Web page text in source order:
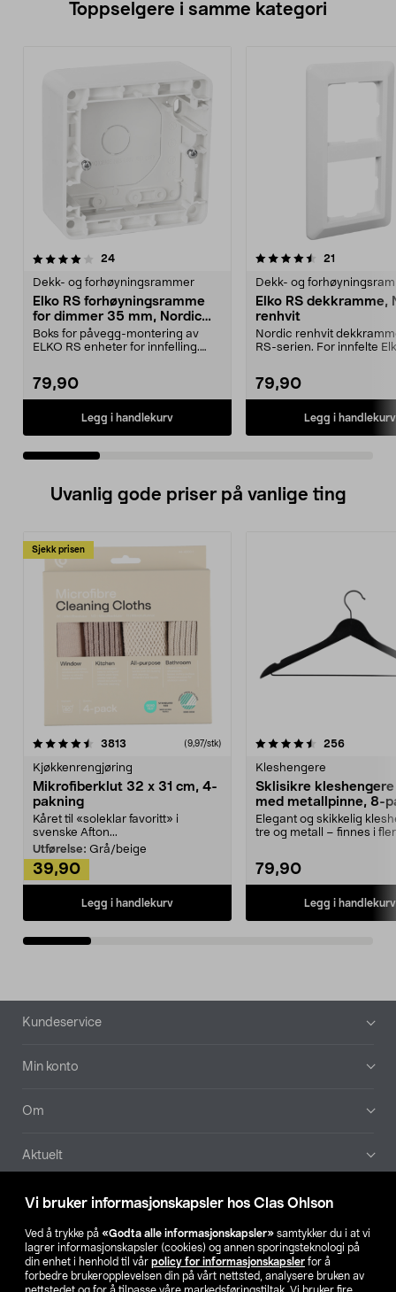
Vi bruker informasjonskapsler hos Clas Ohlson
Ved å trykke på «Godta alle informasjonskapsler» samtykker du i at vi
lagrer informasjonskapsler (cookies) og annen sporingsteknologi på
din enhet i henhold til vår policy for informasjonskapsler for å
forbedre brukeropplevelsen din på vårt nettsted, analysere bruken av
Toppselgere i samme kategori
24anmeldelser
Dekk- og forhøyningsrammer
Elko RS forhøyningsramme
for dimmer 35 mm, Nordic
renhvit
Boks for påvegg-montering av
ELKO RS enheter for innfelling.
79,90
Legg i handlekurv
4.5 av 5 stjerner 21
Dekk- og
Elko RS dekkramme,
renhvit
Nordic renhvit
RS-serien. For innfelte
79,90
Legg i handlekurv
5.0 av 5 stjerner
Uvanlig gode priser på vanlige ting
Sjekk prisen
3813 anmeldelser(9,97/stk)
Kjøkkenrengjøring
Mikrofiberklut 32 x 31 cm, 4-
pakning
Kåret til «soleklar favoritt» i
svenske Afton...
Utførelse: Grå/beige
39,90
Legg i handlekurv
4.5av 5 stjerner 256
Kleshengere
Sklisikre
med metallpinne, 8-
Elegant og skikkelig
tre og metall – finnes i
79,90
Legg i handlekurv
4.5av 5 stjerner
Bunntekst
Kundeservice
Min konto
Om
Aktuelt
Våre selskaper
Finn din butikk
SE NO FI